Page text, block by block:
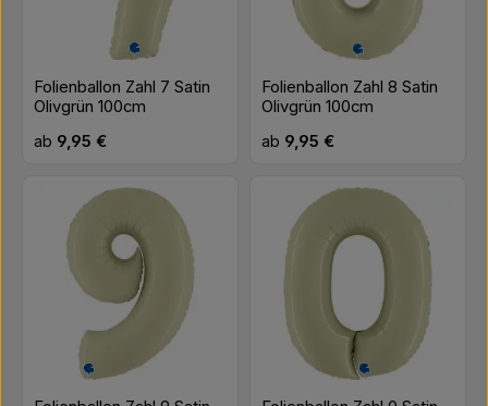
Folienballon Zahl 7 Satin
Olivgrün 100cm
Regulärer Preis:
ab 9,95 €
Folienballon Zahl 8 Satin
Olivgrün 100cm
Regulärer Preis:
ab 9,95 €